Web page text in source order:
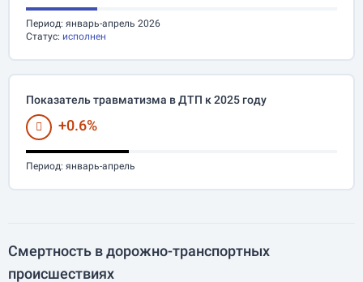
Период: январь-апрель 2026
Статус: исполнен
Показатель травматизма в ДТП к 2025 году
+0.6%
Период: январь-апрель
Смертность в дорожно-транспортных
происшествиях